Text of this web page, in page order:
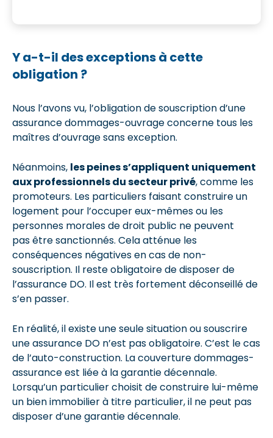
Y a-t-il des exceptions à cette
obligation ?
Nous l’avons vu, l’obligation de souscription d’une
assurance dommages-ouvrage concerne tous les
maîtres d’ouvrage sans exception.
Néanmoins, les peines s’appliquent uniquement
aux professionnels du secteur privé, comme les
promoteurs. Les particuliers faisant construire un
logement pour l’occuper eux-mêmes ou les
personnes morales de droit public ne peuvent
pas être sanctionnés. Cela atténue les
conséquences négatives en cas de non-
souscription. Il reste obligatoire de disposer de
l’assurance DO. Il est très fortement déconseillé de
s’en passer.
En réalité, il existe une seule situation ou souscrire
une assurance DO n’est pas obligatoire. C’est le cas
de l’auto-construction. La couverture dommages-
assurance est liée à la garantie décennale.
Lorsqu’un particulier choisit de construire lui-même
un bien immobilier à titre particulier, il ne peut pas
disposer d’une garantie décennale.